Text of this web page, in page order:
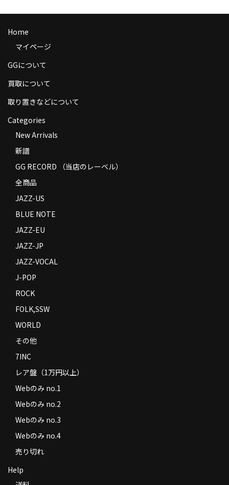
送料
商品の発送
返品
コンディション
Privacy Policy
Contact
Home
マイページ
GGについて
買取について
取り置きなどについて
Categories
New Arrivals
新譜
GG RECORD （当店のレーベル）
全商品
JAZZ-US
BLUE NOTE
JAZZ-EU
JAZZ-JP
JAZZ-VOCAL
J-POP
ROCK
FOLK,SSW
WORLD
その他
7INC
レア盤（1万円以上）
Webのみ no.1
Webのみ no.2
Webのみ no.3
Webのみ no.4
売り切れ
Help